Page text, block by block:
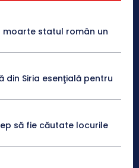
statul român un
din Siria esenţială pentru
să fie căutate locurile